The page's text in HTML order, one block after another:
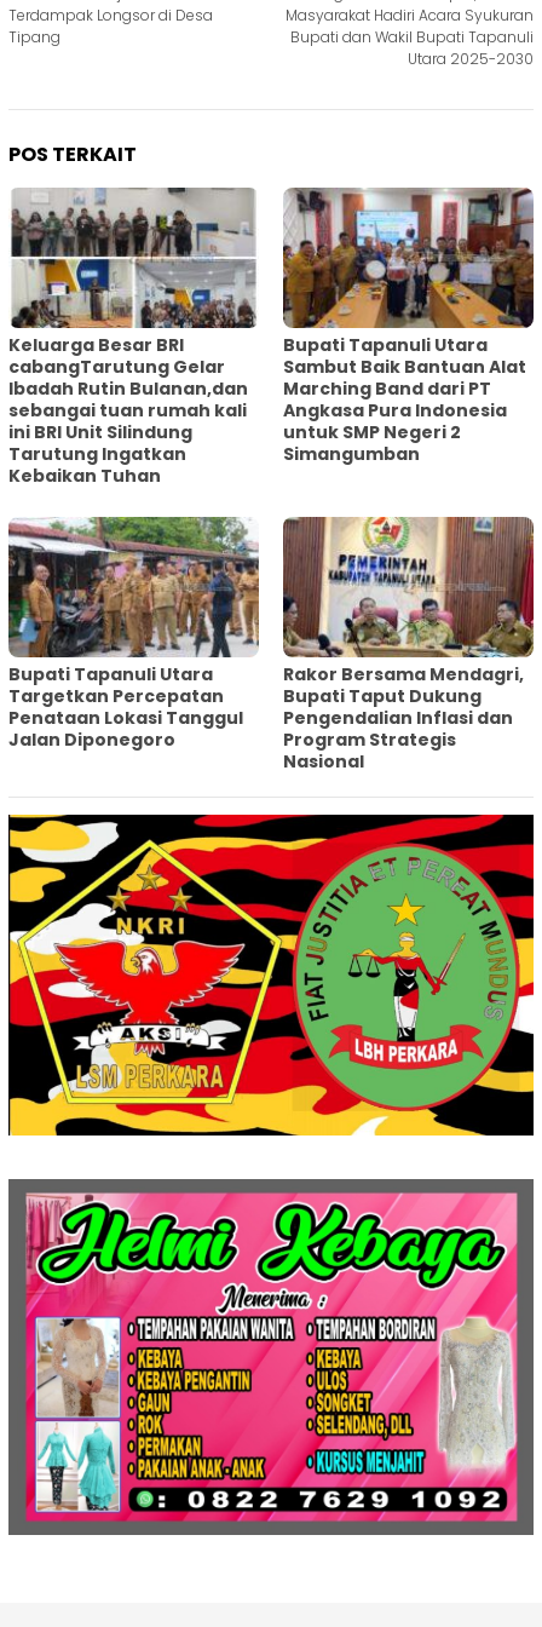
Terdampak Longsor di Desa
Tipang
Masyarakat Hadiri Acara Syukuran
Bupati dan Wakil Bupati Tapanuli
Utara 2025-2030
POS TERKAIT
Keluarga Besar BRI
cabangTarutung Gelar
Ibadah Rutin Bulanan,dan
sebangai tuan rumah kali
ini BRI Unit Silindung
Tarutung Ingatkan
Kebaikan Tuhan
Bupati Tapanuli Utara
Sambut Baik Bantuan Alat
Marching Band dari PT
Angkasa Pura Indonesia
untuk SMP Negeri 2
Simangumban
‎Bupati Tapanuli Utara
Targetkan Percepatan
Penataan Lokasi Tanggul
Jalan Diponegoro
Rakor Bersama Mendagri,
Bupati Taput Dukung
Pengendalian Inflasi dan
Program Strategis
Nasional‎